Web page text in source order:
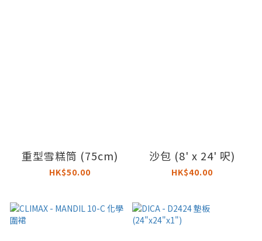
重型雪糕筒 (75cm)
HK$50.00
沙包 (8' x 24' 呎)
HK$40.00